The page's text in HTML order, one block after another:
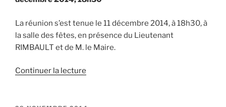
La réunion s’est tenue le 11 décembre 2014, à 18h30, à
la salle des fêtes, en présence du Lieutenant
RIMBAULT et de M. le Maire.
Continuer la lecture